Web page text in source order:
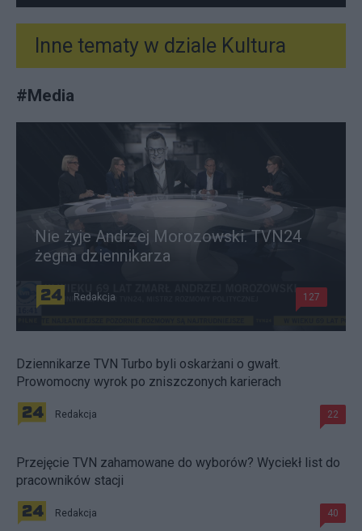
Inne tematy w dziale Kultura
#Media
Nie żyje Andrzej Morozowski. TVN24
żegna dziennikarza
Redakcja 127
Dziennikarze TVN Turbo byli oskarżani o gwałt.
Prowomocny wyrok po zniszczonych karierach
Redakcja 22
Przejęcie TVN zahamowane do wyborów? Wyciekł list do
pracowników stacji
Redakcja 40